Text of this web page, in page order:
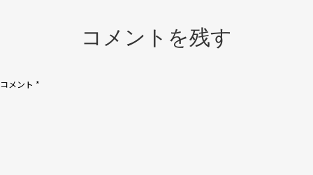
ン
コメントを残す
コメント *